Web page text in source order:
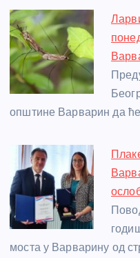
општине Варварин да
моста у Варварину од